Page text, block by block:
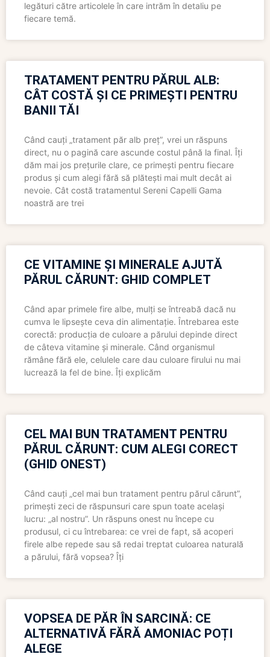
legături către articolele în care intrăm în detaliu pe
fiecare temă.
TRATAMENT PENTRU PĂRUL ALB:
CÂT COSTĂ ȘI CE PRIMEȘTI PENTRU
BANII TĂI
Când cauți „tratament păr alb preț”, vrei un răspuns
direct, nu o pagină care ascunde costul până la final. Îți
dăm mai jos prețurile clare, ce primești pentru fiecare
produs și cum alegi fără să plătești mai mult decât ai
nevoie. Cât costă tratamentul Sereni Capelli Gama
noastră are trei
CE VITAMINE ȘI MINERALE AJUTĂ
PĂRUL CĂRUNT: GHID COMPLET
Când apar primele fire albe, mulți se întreabă dacă nu
cumva le lipsește ceva din alimentație. Întrebarea este
corectă: producția de culoare a părului depinde direct
de câteva vitamine și minerale. Când organismul
rămâne fără ele, celulele care dau culoare firului nu mai
lucrează la fel de bine. Îți explicăm
CEL MAI BUN TRATAMENT PENTRU
PĂRUL CĂRUNT: CUM ALEGI CORECT
(GHID ONEST)
Când cauți „cel mai bun tratament pentru părul cărunt”,
primești zeci de răspunsuri care spun toate același
lucru: „al nostru”. Un răspuns onest nu începe cu
produsul, ci cu întrebarea: ce vrei de fapt, să acoperi
firele albe repede sau să redai treptat culoarea naturală
a părului, fără vopsea? Îți
VOPSEA DE PĂR ÎN SARCINĂ: CE
ALTERNATIVĂ FĂRĂ AMONIAC POȚI
ALEGE